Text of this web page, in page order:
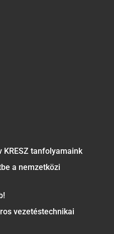
KRESZ tanfolyamaink
a nemzetközi
vezetéstechnikai